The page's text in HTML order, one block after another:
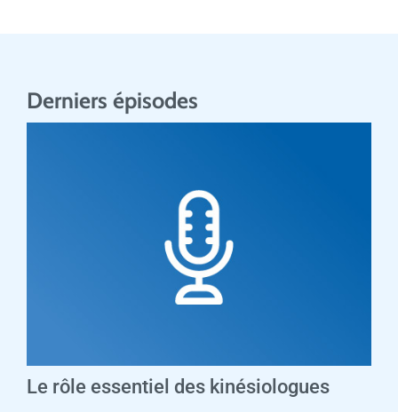
Derniers épisodes
Le rôle essentiel des kinésiologues